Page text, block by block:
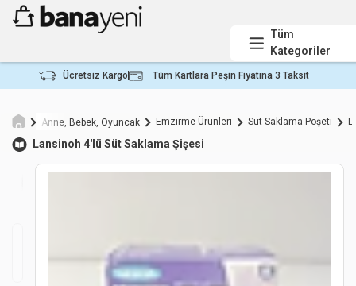
Tüm
Kategoriler
Ücretsiz Kargo Tüm Kartlara Peşin Fiyatına 3 Taksit
Anne, Bebek, Oyuncak Emzirme Ürünleri Süt Saklama Poşeti
Lansinoh 4'lü Süt Saklama Şişesi